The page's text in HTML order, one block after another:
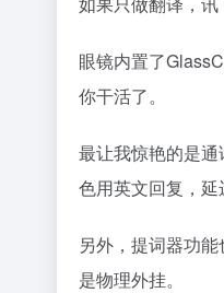
眼镜内置了
你干活了。
最让我惊艳的是
色用英文回复，延
另外，提词器功
是物理外挂。